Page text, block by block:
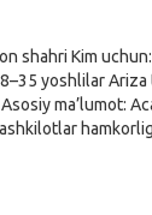
shahri Kim uchun:
yoshlilar
ma’lumot: